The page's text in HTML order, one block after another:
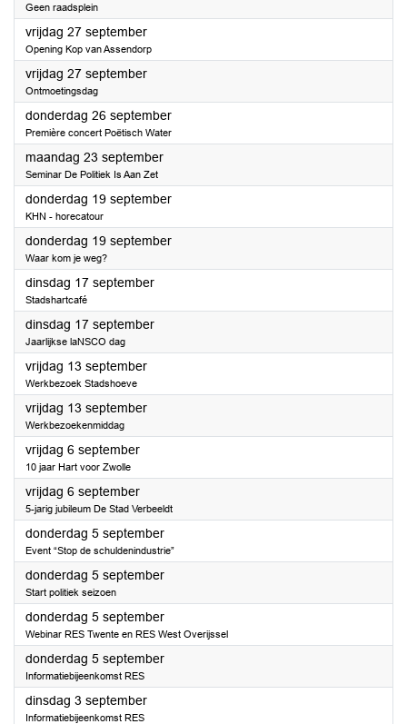
Geen raadsplein
vrijdag 27 september2024
Opening Kop van Assendorp
vrijdag 27 september2024
Ontmoetingsdag
donderdag 26 september2024
Première concert Poëtisch Water
maandag 23 september2024
Seminar De Politiek Is Aan Zet
donderdag 19 september2024
KHN - horecatour
donderdag 19 september2024
Waar kom je weg?
dinsdag 17 september2024
Stadshartcafé
dinsdag 17 september2024
Jaarlijkse laNSCO dag
vrijdag 13 september2024
Werkbezoek Stadshoeve
vrijdag 13 september2024
Werkbezoekenmiddag
vrijdag 6 september2024
10 jaar Hart voor Zwolle
vrijdag 6 september2024
5-jarig jubileum De Stad Verbeeldt
donderdag 5 september2024
Event “Stop de schuldenindustrie”
donderdag 5 september2024
Start politiek seizoen
donderdag 5 september2024
Webinar RES Twente en RES West Overijssel
donderdag 5 september2024
Informatiebijeenkomst RES
dinsdag 3 september2024
Informatiebijeenkomst RES